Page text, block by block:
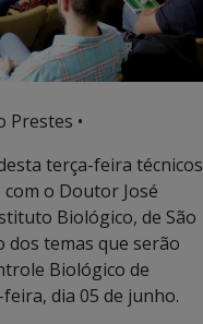
Prestes •
terça-feira técnicos
o Doutor José
Biológico, de São
dos temas que serão
Biológico de
dia 05 de junho.